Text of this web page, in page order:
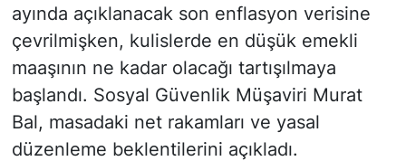
ayında açıklanacak son enflasyon verisine
çevrilmişken, kulislerde en düşük emekli
maaşının ne kadar olacağı tartışılmaya
başlandı. Sosyal Güvenlik Müşaviri Murat
Bal, masadaki net rakamları ve yasal
düzenleme beklentilerini açıkladı.